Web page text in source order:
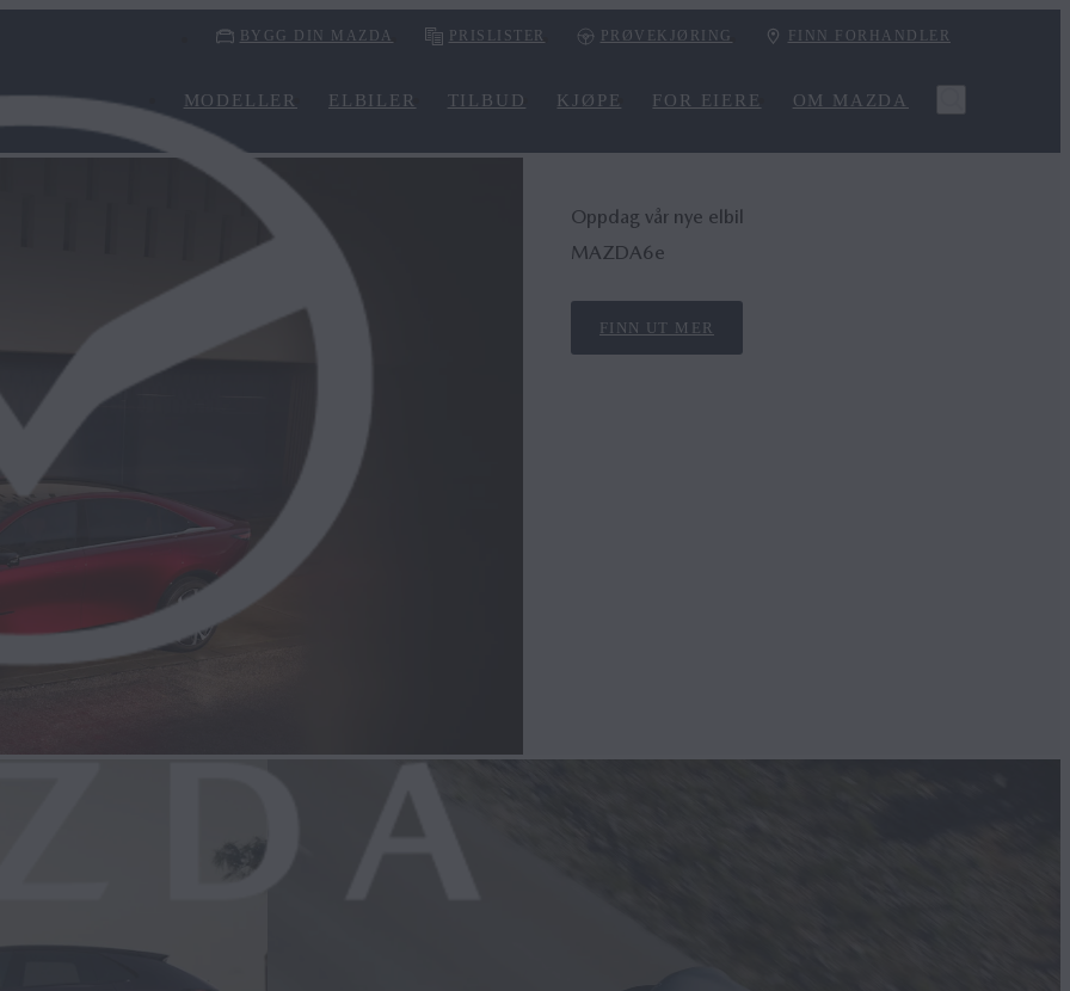
BYGG DIN MAZDA PRISLISTER PRØVEKJØRING FINN FORHANDLER
MODELLER ELBILER TILBUD KJØPE FOR EIERE OM MAZDA
Oppdag vår nye elbil
MAZDA6e
FINN UT MER